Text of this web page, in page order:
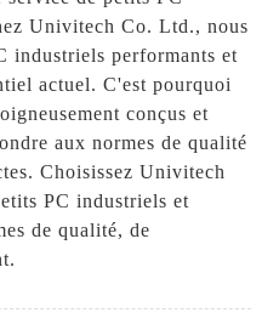
Univitech Co. Ltd., nous
industriels performants et
actuel. C'est pourquoi
conçus et
aux normes de qualité
Choisissez Univitech
PC industriels et
de qualité, de